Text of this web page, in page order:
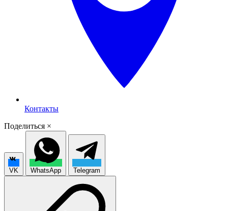
Контакты
Поделиться ×
VK WhatsApp Telegram